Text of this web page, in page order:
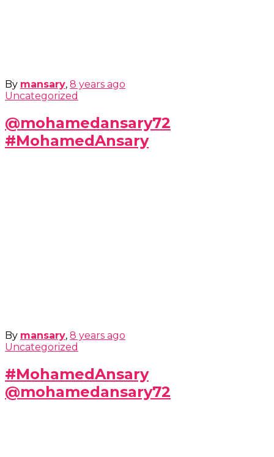
By mansary, 8 years ago
Uncategorized
@mohamedansary72
#MohamedAnsary
By mansary, 8 years ago
Uncategorized
#MohamedAnsary
@mohamedansary72